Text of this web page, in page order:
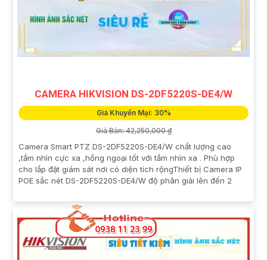
CAMERA HIKVISION DS-2DF5220S-DE4/W
Giá Khuyến Mại: 30%
Giá Bán: 42,250,000 ₫
Camera Smart PTZ DS-2DF5220S-DE4/W chất lượng cao
,tầm nhìn cực xa ,hồng ngoại tốt với tầm nhìn xa . Phù hợp
cho lắp đặt giám sát nơi có diện tích rộngThiết bị Camera IP
POE sắc nét DS-2DF5220S-DE4/W độ phân giải lên đến 2